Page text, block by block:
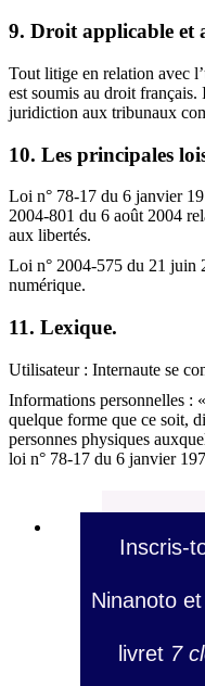
9. Droit applicable
Tout litige en relation avec
est soumis au droit
juridiction aux tribunaux
10. Les principales
Loi n° 78-17 du 6 janvier
2004-801 du 6 août 2004
aux libertés.
Loi n° 2004-575 du 21 juin
numérique.
11. Lexique.
Utilisateur : Internaute se
Informations personnelles :
quelque forme que ce soit,
personnes physiques
loi n° 78-17 du 6 janvier
Inscris-
Ninanoto
livret 7